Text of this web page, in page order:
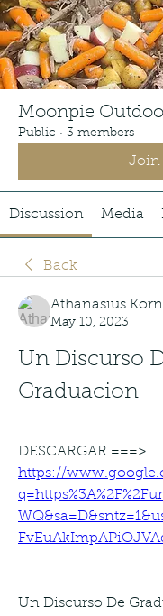
Moonpie
Public · 3 members
Join
Discussion Media
Back
Athanasius
May 10, 2023
Un Discurso
Graduacion
https://
Un Discurso De